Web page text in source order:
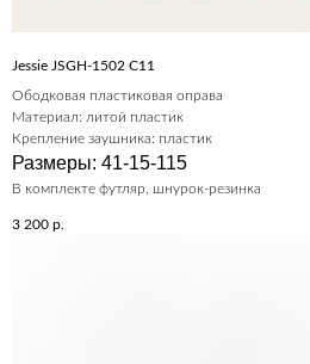
Jessie JSGH-1502 C11
Ободковая пластиковая оправа
Материал: литой пластик
Крепление заушника: пластик
Размеры: 41-15-115
В комплекте футляр, шнурок-резинка
3 200 р.